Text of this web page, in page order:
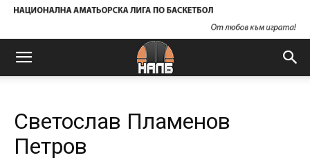
Светослав Пламенов
Петров